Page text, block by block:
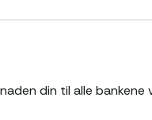
din til alle bankene